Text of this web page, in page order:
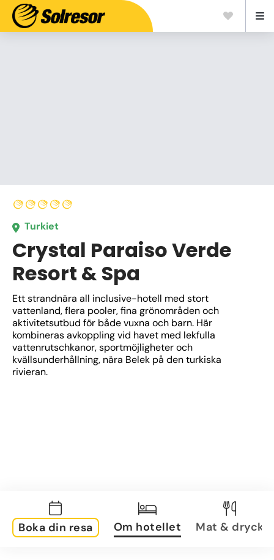
Turkiet
Crystal Paraiso Verde
Resort & Spa
Ett strandnära all inclusive-hotell med stort
vattenland, flera pooler, fina grönområden och
aktivitetsutbud för både vuxna och barn. Här
kombineras avkoppling vid havet med lekfulla
vattenrutschkanor, sportmöjligheter och
kvällsunderhållning, nära Belek på den turkiska
rivieran.
Boka din resa Om hotellet Mat & dryck